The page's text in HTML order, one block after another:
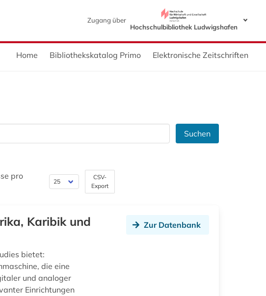
Zugang über
Hochschulbibliothek Ludwigshafen
Home Bibliothekskatalog Primo Elektronische Zeitschriften
Suchen
pro
CSV-
Export
Karibik und
bietet:
die eine
und analoger
Einrichtungen
Zur Datenbank